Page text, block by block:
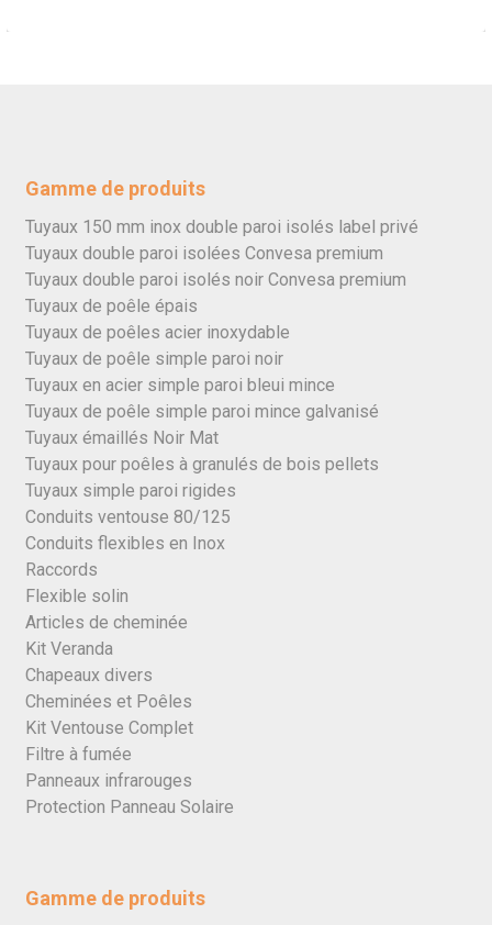
Gamme de produits
Tuyaux 150 mm inox double paroi isolés label privé
Tuyaux double paroi isolées Convesa premium
Tuyaux double paroi isolés noir Convesa premium
Tuyaux de poêle épais
Tuyaux de poêles acier inoxydable
Tuyaux de poêle simple paroi noir
Tuyaux en acier simple paroi bleui mince
Tuyaux de poêle simple paroi mince galvanisé
Tuyaux émaillés Noir Mat
Tuyaux pour poêles à granulés de bois pellets
Tuyaux simple paroi rigides
Conduits ventouse 80/125
Conduits flexibles en Inox
Raccords
Flexible solin
Articles de cheminée
Kit Veranda
Chapeaux divers
Cheminées et Poêles
Kit Ventouse Complet
Filtre à fumée
Panneaux infrarouges
Protection Panneau Solaire
Gamme de produits